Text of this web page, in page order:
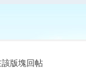
版塊回帖